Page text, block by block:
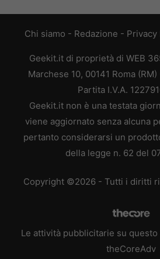
Chi siamo - Redazione - Privacy
Geekit.it di proprietà di WEB
Marchese 10, 00141 Roma
Partita I.V.A.
Geekit.it non è una testata
viene aggiornato senza alcuna
pertanto considerarsi un
della legge n. 62 del
Copyright ©2026 - Tutti i diritti
Le attività pubblicitarie su
theCoreAdv